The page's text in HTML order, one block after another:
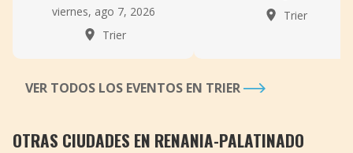
viernes, ago 7, 2026
Trier
Trier
VER TODOS LOS EVENTOS EN TRIER
OTRAS CIUDADES EN RENANIA-PALATINADO